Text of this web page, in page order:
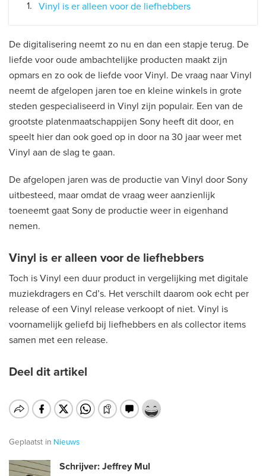
Vinyl is er alleen voor de liefhebbers
De digitalisering neemt zo nu en dan een stapje terug. De
liefde voor oude ambachtelijke producten maakt zijn
opmars en zo ook de liefde voor Vinyl. De vraag naar Vinyl
neemt de afgelopen jaren toe en kleine winkels in grote
steden gespecialiseerd in Vinyl zijn populair. Een van de
grootste platenmaatschappijen Sony heeft dit door, en
speelt hier dan ook goed op in door na 30 jaar weer met
Vinyl aan de slag te gaan.
De afgelopen jaren was de productie van Vinyl door Sony
uitbesteed, maar omdat de vraag weer aanzienlijk
toeneemt gaat Sony de productie weer in eigenhand
nemen.
Vinyl is er alleen voor de liefhebbers
Toch is Vinyl een duur product in vergelijking met digitale
muziekdragers en Cd’s. Het verschilt daarom ook echt per
release of een Vinyl release verkoopt of niet. Vinyl is
voornamelijk geliefd bij liefhebbers en als collector items
samen met een release.
Deel dit artikel
Geplaatst in Nieuws
Schrijver: Jeffrey Mul